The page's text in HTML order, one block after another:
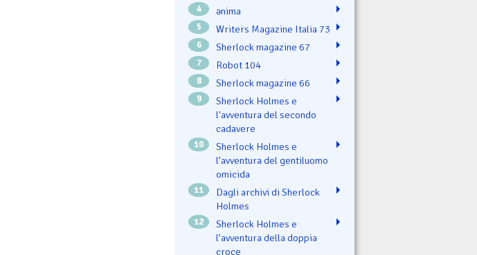
4 ənima
5 Writers Magazine Italia 73
6 Sherlock magazine 67
7 Robot 104
8 Sherlock magazine 66
9
Sherlock Holmes e
l'avventura del secondo
cadavere
10
Sherlock Holmes e
l’avventura del gentiluomo
omicida
11
Dagli archivi di Sherlock
Holmes
12
Sherlock Holmes e
l’avventura della doppia
croce